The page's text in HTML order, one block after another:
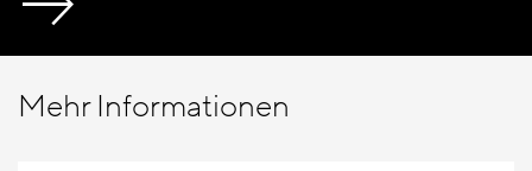
Mehr Informationen